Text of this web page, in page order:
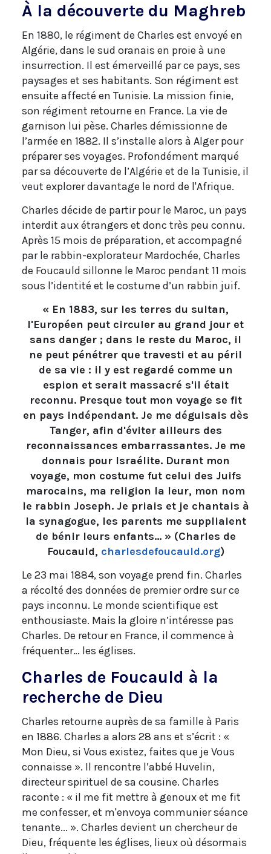
À la découverte du Maghreb
En 1880, le régiment de Charles est envoyé en
Algérie, dans le sud oranais en proie à une
insurrection. Il est émerveillé par ce pays, ses
paysages et ses habitants. Son régiment est
ensuite affecté en Tunisie. La mission finie,
son régiment retourne en France. La vie de
garnison lui pèse. Charles démissionne de
l’armée en 1882. Il s’installe alors à Alger pour
préparer ses voyages. Profondément marqué
par sa découverte de l’Algérie et de la Tunisie, il
veut explorer davantage le nord de l'Afrique.
Charles décide de partir pour le Maroc, un pays
interdit aux étrangers et donc très peu connu.
Après 15 mois de préparation, et accompagné
par le rabbin-explorateur Mardochée, Charles
de Foucauld sillonne le Maroc pendant 11 mois
sous l’identité et le costume d’un rabbin juif.
« En 1883, sur les terres du sultan,
l'Européen peut circuler au grand jour et
sans danger ; dans le reste du Maroc, il
ne peut pénétrer que travesti et au péril
de sa vie : il y est regardé comme un
espion et serait massacré s'il était
reconnu. Presque tout mon voyage se fit
en pays indépendant. Je me déguisais dès
Tanger, afin d'éviter ailleurs des
reconnaissances embarrassantes. Je me
donnais pour Israélite. Durant mon
voyage, mon costume fut celui des Juifs
marocains, ma religion la leur, mon nom
le rabbin Joseph. Je priais et je chantais à
la synagogue, les parents me suppliaient
de bénir leurs enfants… » (Charles de
Foucauld, charlesdefoucauld.org)
Le 23 mai 1884, son voyage prend fin. Charles
a récolté des données de premier ordre sur ce
pays inconnu. Le monde scientifique est
enthousiaste. Mais la gloire n’intéresse pas
Charles. De retour en France, il commence à
fréquenter… les églises.
Charles de Foucauld à la
recherche de Dieu
Charles retourne auprès de sa famille à Paris
en 1886. Charles a alors 28 ans et s’écrit : «
Mon Dieu, si Vous existez, faites que je Vous
connaisse ». Il rencontre l’abbé Huvelin,
directeur spirituel de sa cousine. Charles
raconte : « il me fit mettre à genoux et me fit
me confesser, et m'envoya communier séance
tenante... ». Charles devient un chercheur de
Dieu, fréquente les églises, lieux où désormais